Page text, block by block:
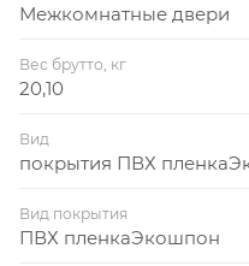
Межкомнатные двери
Вес брутто, кг
20,10
Вид
покрытия ПВХ
Вид покрытия
ПВХ пленкаЭкошпон